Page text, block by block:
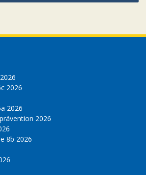
2026
2026
2026
8b 2026